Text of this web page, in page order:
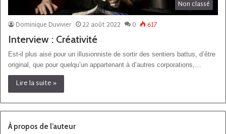
Non classé
Dominique Duvivier
22 août 2022 0 617
Interview : Créativité
Est-il plus aisé pour un illusionniste de sortir des sentiers battus, d’être
original, que pour quelqu’un appartenant à d’autres corporations,…
Lire la suite »
À propos de l’auteur